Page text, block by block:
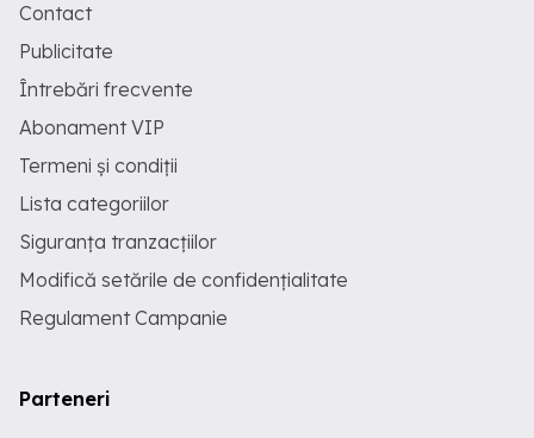
Contact
Publicitate
Întrebări frecvente
Abonament VIP
Termeni și condiții
Lista categoriilor
Siguranța tranzacțiilor
Modifică setările de confidențialitate
Regulament Campanie
Parteneri